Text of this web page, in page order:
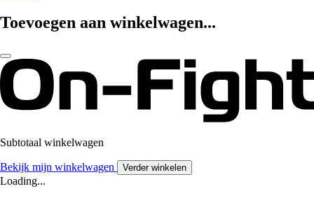
Toevoegen aan winkelwagen...
Subtotaal winkelwagen
Bekijk mijn winkelwagen Verder winkelen
Loading...